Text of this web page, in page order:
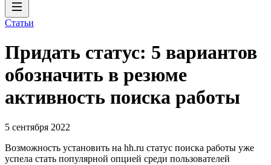
Статьи
Придать статус: 5 вариантов
обозначить в резюме
активность поиска работы
5 сентября 2022
Возможность установить на hh.ru статус поиска работы уже
успела стать популярной опцией среди пользователей